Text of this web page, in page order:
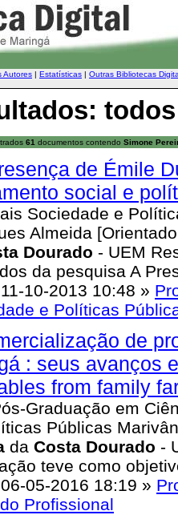
Autores | Estatísticas | Outras Bibliotecas
61 documentos contendo Simone
de Émile
social e
Sociedade e
Almeida
Dourado - UEM
da pesquisa A
11-10-2013 10:48 »
e Políticas
de
: seus avanços
from family
Graduação em
Públicas
da Costa Dourado -
teve como
06-05-2016 18:19 »
Profissional